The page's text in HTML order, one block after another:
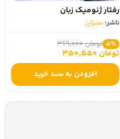
رفتار ژنومیک زبان
ناشر: سبزان
5٪ تومان 369,000
تومان 350,550
افزودن به سبد خرید